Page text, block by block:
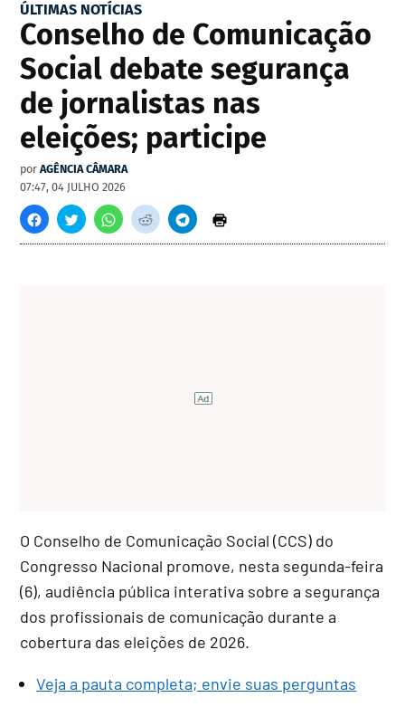
ÚLTIMAS NOTÍCIAS
Conselho de Comunicação
Social debate segurança
de jornalistas nas
eleições; participe
por AGÊNCIA CÂMARA
07:47, 04 JULHO 2026
O Conselho de Comunicação Social (CCS) do
Congresso Nacional promove, nesta segunda-feira
(6), audiência pública interativa sobre a segurança
dos profissionais de comunicação durante a
cobertura das eleições de 2026.
Veja a pauta completa; envie suas perguntas